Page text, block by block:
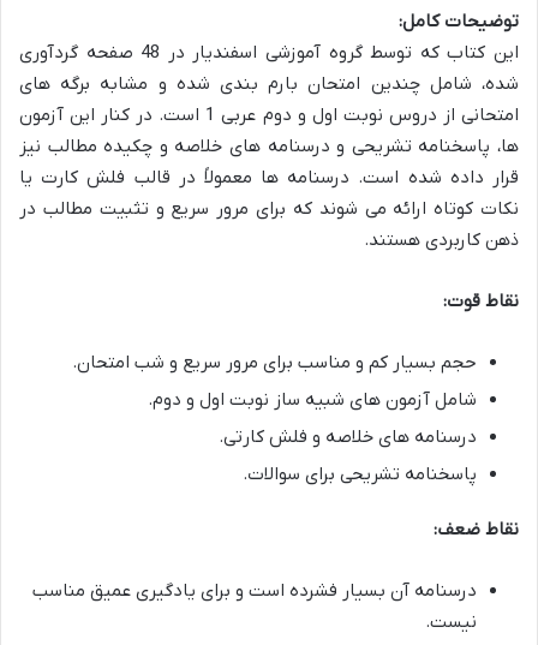
توضیحات کامل:
این کتاب که توسط گروه آموزشی اسفندیار در 48 صفحه گردآوری
شده، شامل چندین امتحان بارم بندی شده و مشابه برگه های
امتحانی از دروس نوبت اول و دوم عربی 1 است. در کنار این آزمون
ها، پاسخنامه تشریحی و درسنامه های خلاصه و چکیده مطالب نیز
قرار داده شده است. درسنامه ها معمولاً در قالب فلش کارت یا
نکات کوتاه ارائه می شوند که برای مرور سریع و تثبیت مطالب در
ذهن کاربردی هستند.
نقاط قوت:
حجم بسیار کم و مناسب برای مرور سریع و شب امتحان.
شامل آزمون های شبیه ساز نوبت اول و دوم.
درسنامه های خلاصه و فلش کارتی.
پاسخنامه تشریحی برای سوالات.
نقاط ضعف:
درسنامه آن بسیار فشرده است و برای یادگیری عمیق مناسب
نیست.